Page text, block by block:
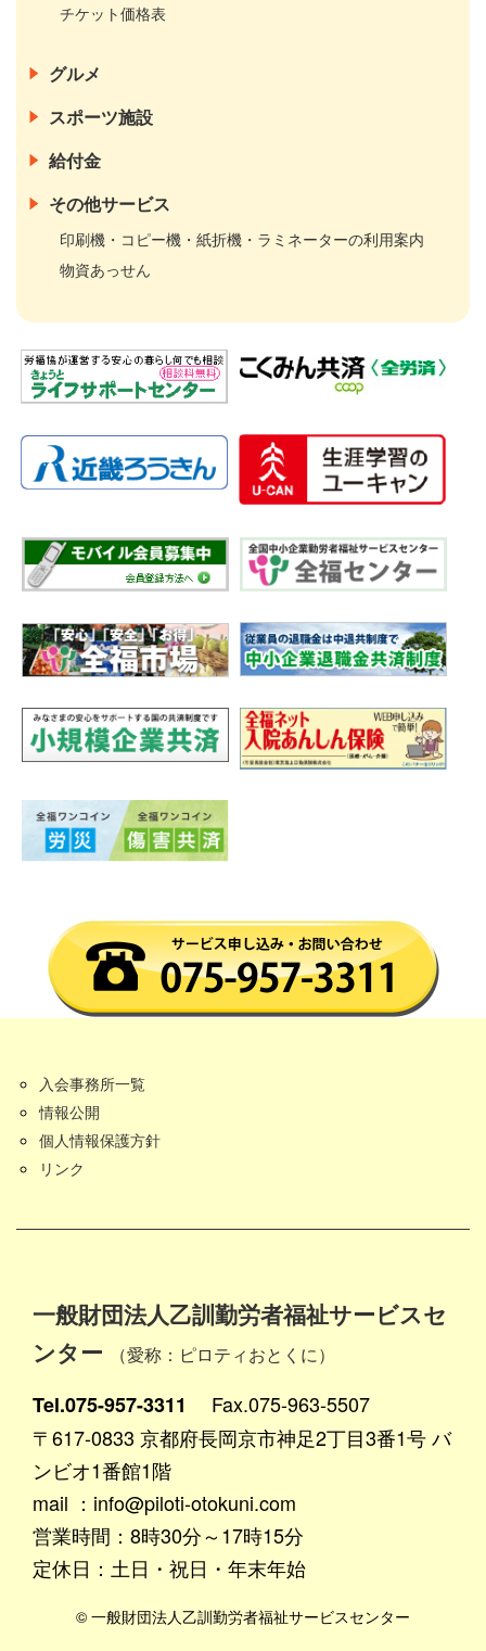
チケット価格表
グルメ
スポーツ施設
給付金
その他サービス
印刷機・コピー機・紙折機・ラミネーターの利用案内
物資あっせん
入会事務所一覧
情報公開
個人情報保護方針
リンク
一般財団法人乙訓勤労者福祉サービスセ
ンター
（愛称：ピロティおとくに）
Tel.075-957-3311
Fax.075-963-5507
〒617-0833 京都府長岡京市神足2丁目3番1号 バ
ンビオ1番館1階
mail ：info@piloti-otokuni.com
営業時間：8時30分～17時15分
定休日：土日・祝日・年末年始
© 一般財団法人乙訓勤労者福祉サービスセンター